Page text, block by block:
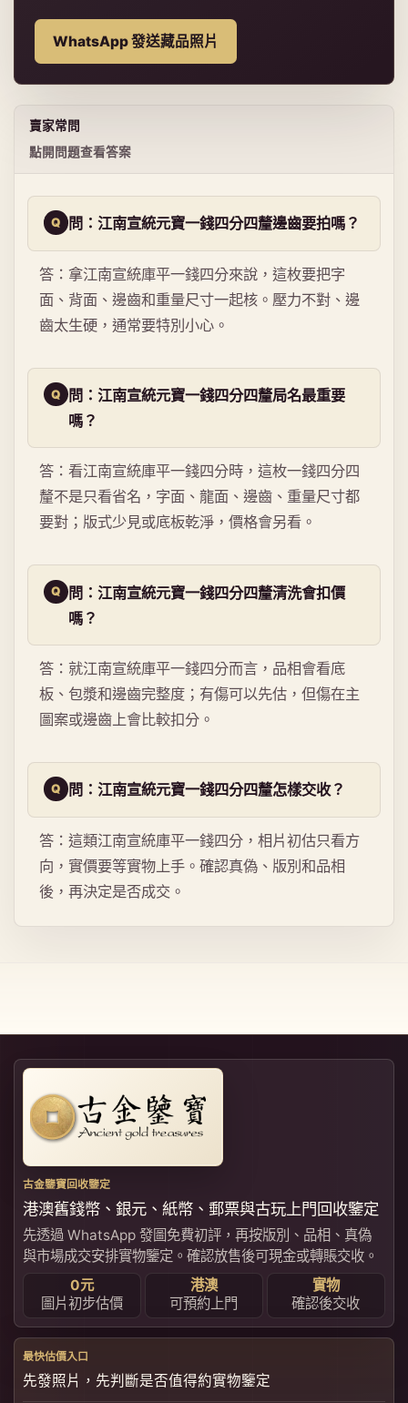
WhatsApp 發送藏品照片
賣家常問
點開問題查看答案
問：江南宣統元寶一錢四分四釐邊齒要拍嗎？
答：拿江南宣統庫平一錢四分來說，這枚要把字
面、背面、邊齒和重量尺寸一起核。壓力不對、邊
齒太生硬，通常要特別小心。
問：江南宣統元寶一錢四分四釐局名最重要
嗎？
答：看江南宣統庫平一錢四分時，這枚一錢四分四
釐不是只看省名，字面、龍面、邊齒、重量尺寸都
要對；版式少見或底板乾淨，價格會另看。
問：江南宣統元寶一錢四分四釐清洗會扣價
嗎？
答：就江南宣統庫平一錢四分而言，品相會看底
板、包漿和邊齒完整度；有傷可以先估，但傷在主
圖案或邊齒上會比較扣分。
問：江南宣統元寶一錢四分四釐怎樣交收？
答：這類江南宣統庫平一錢四分，相片初估只看方
向，實價要等實物上手。確認真偽、版別和品相
後，再決定是否成交。
古金鑒寶回收鑒定
港澳舊錢幣、銀元、紙幣、郵票與古玩上門回收鑒定
先透過 WhatsApp 發圖免費初評，再按版別、品相、真偽
與市場成交安排實物鑒定。確認放售後可現金或轉賬交收。
0元
圖片初步估價
港澳
可預約上門
實物
確認後交收
最快估價入口
先發照片，先判斷是否值得約實物鑒定